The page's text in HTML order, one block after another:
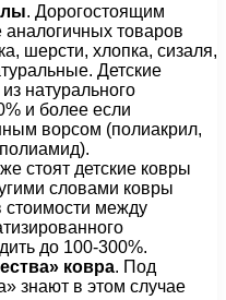
. Дорогостоящим
товаров
шерсти, хлопка, сизаля,
Детские
натурального
и более если
ворсом (полиакрил,
стоят детские ковры
словами ковры
стоимости между
до 100-300%.
ковра. Под
знают в этом случае